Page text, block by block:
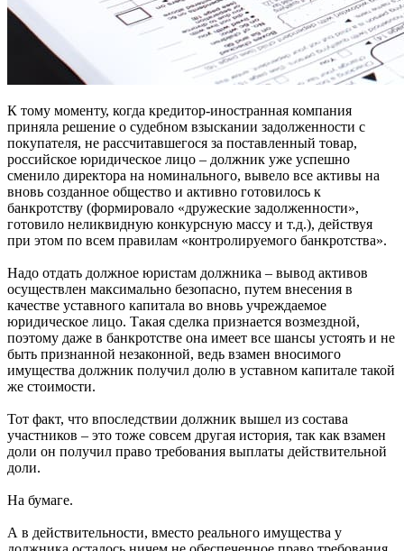
К тому моменту, когда кредитор-иностранная компания
приняла решение о судебном взыскании задолженности с
покупателя, не рассчитавшегося за поставленный товар,
российское юридическое лицо – должник уже успешно
сменило директора на номинального, вывело все активы на
вновь созданное общество и активно готовилось к
банкротству (формировало «дружеские задолженности»,
готовило неликвидную конкурсную массу и т.д.), действуя
при этом по всем правилам «контролируемого банкротства».
Надо отдать должное юристам должника – вывод активов
осуществлен максимально безопасно, путем внесения в
качестве уставного капитала во вновь учреждаемое
юридическое лицо. Такая сделка признается возмездной,
поэтому даже в банкротстве она имеет все шансы устоять и не
быть признанной незаконной, ведь взамен вносимого
имущества должник получил долю в уставном капитале такой
же стоимости.
Тот факт, что впоследствии должник вышел из состава
участников – это тоже совсем другая история, так как взамен
доли он получил право требования выплаты действительной
доли.
На бумаге.
А в действительности, вместо реального имущества у